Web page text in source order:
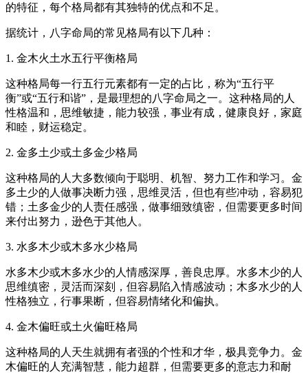
的特征，每个格局都有其独特的优点和不足。
据统计，八字命局的常见格局有以下几种：
1. 金木火土水五行平衡格局
这种格局每一行五行元素都有一定的占比，称为“五行平
衡”或“五行和谐”，是最理想的八字命局之一。这种格局的人
性格温和，思维敏捷，能力较强，事业有成，健康良好，家庭
和睦，财运稳定。
2. 金多土少或土多金少格局
这种格局的人大多数倾向于聪明、机智、努力工作和学习。金
多土少的人做事决断力强，思维灵活，但也有些冲动，容易犯
错；土多金少的人责任感强，做事细致缜密，但需要更多时间
来付出努力，逊色于其他人。
3. 水多木少或木多水少格局
水多木少或木多水少的人情感深厚，善良忠厚。水多木少的人
思维缜密，灵活而深刻，但容易陷入情感波动；木多水少的人
性格独立，行事果断，但容易情绪化和偏执。
4. 金木偏旺或土火偏旺格局
这种格局的人天生就拥有者强的个性和才华，极具竞争力。金
木偏旺的人充满智慧，能力超群，但需要更多的意志力和耐